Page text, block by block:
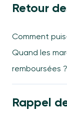
Retour
Comment
Quand les
remboursées ?
Rappel